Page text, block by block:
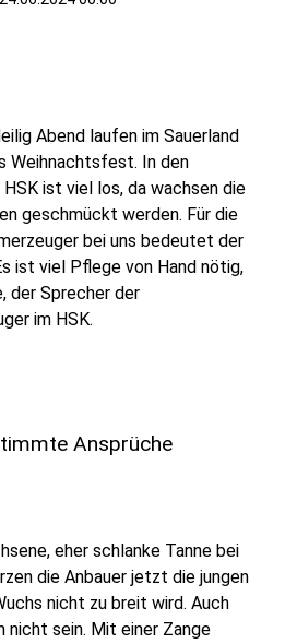
Abend laufen im Sauerland
Weihnachtsfest. In den
HSK ist viel los, da wachsen die
geschmückt werden. Für die
bei uns bedeutet der
ist viel Pflege von Hand nötig,
der Sprecher der
im HSK.
Ansprüche
eher schlanke Tanne bei
die Anbauer jetzt die jungen
nicht zu breit wird. Auch
nicht sein. Mit einer Zange